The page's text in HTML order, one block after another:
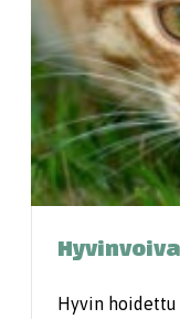
Hyvin hoidettu